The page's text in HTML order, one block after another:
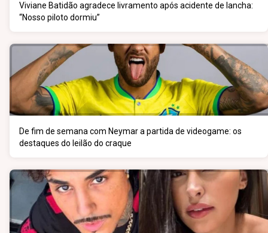
Viviane Batidão agradece livramento após acidente de lancha:
“Nosso piloto dormiu”
De fim de semana com Neymar a partida de videogame: os
destaques do leilão do craque